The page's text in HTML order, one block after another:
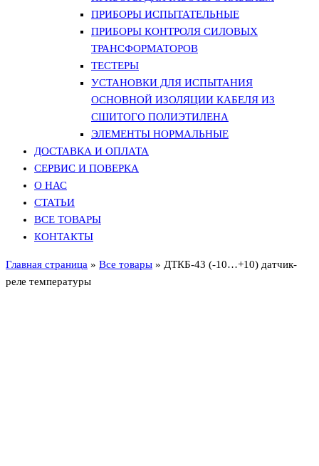
ПРИБОРЫ ИСПЫТАТЕЛЬНЫЕ
ПРИБОРЫ КОНТРОЛЯ СИЛОВЫХ
ТРАНСФОРМАТОРОВ
ТЕСТЕРЫ
УСТАНОВКИ ДЛЯ ИСПЫТАНИЯ
ОСНОВНОЙ ИЗОЛЯЦИИ КАБЕЛЯ ИЗ
СШИТОГО ПОЛИЭТИЛЕНА
ЭЛЕМЕНТЫ НОРМАЛЬНЫЕ
ДОСТАВКА И ОПЛАТА
СЕРВИС И ПОВЕРКА
О НАС
СТАТЬИ
ВСЕ ТОВАРЫ
КОНТАКТЫ
Главная страница » Все товары » ДТКБ-43 (-10…+10) датчик-
реле температуры